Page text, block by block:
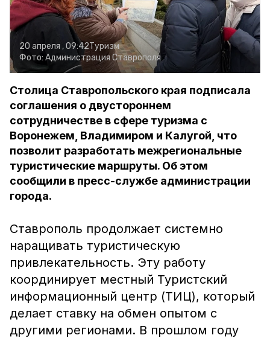
20 апреля , 09:42Туризм
Фото: Администрация Ставрополя
Столица Ставропольского края подписала
соглашения о двустороннем
сотрудничестве в сфере туризма с
Воронежем, Владимиром и Калугой, что
позволит разработать межрегиональные
туристические маршруты. Об этом
сообщили в пресс-службе администрации
города.
Ставрополь продолжает системно
наращивать туристическую
привлекательность. Эту работу
координирует местный Туристский
информационный центр (ТИЦ), который
делает ставку на обмен опытом с
другими регионами. В прошлом году